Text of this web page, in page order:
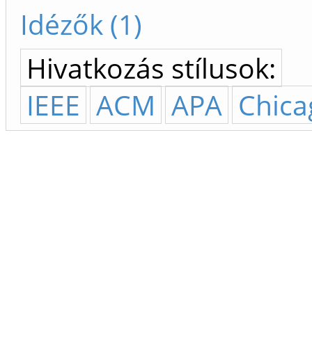
Idézők (1)
Hivatkozás stílusok:
IEEE ACM APA